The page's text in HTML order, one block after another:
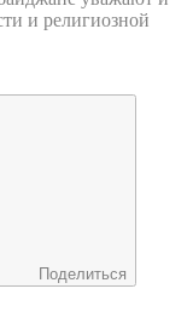
и религиозной
Поделиться